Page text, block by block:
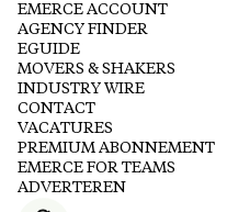
EMERCE ACCOUNT
AGENCY FINDER
EGUIDE
MOVERS & SHAKERS
INDUSTRY WIRE
CONTACT
VACATURES
PREMIUM ABONNEMENT
EMERCE FOR TEAMS
ADVERTEREN